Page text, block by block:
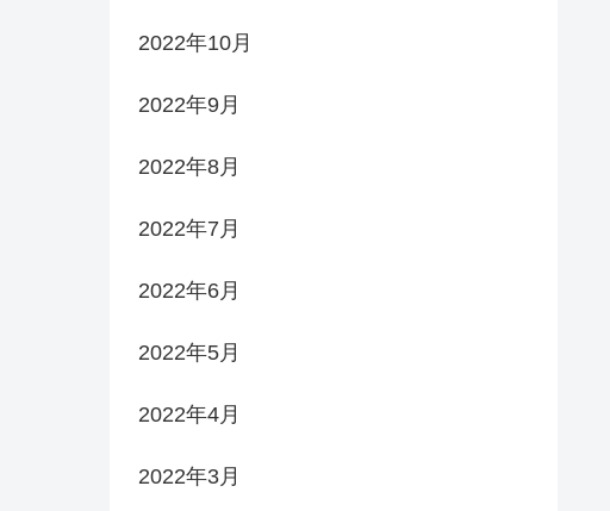
2022年10月
2022年9月
2022年8月
2022年7月
2022年6月
2022年5月
2022年4月
2022年3月